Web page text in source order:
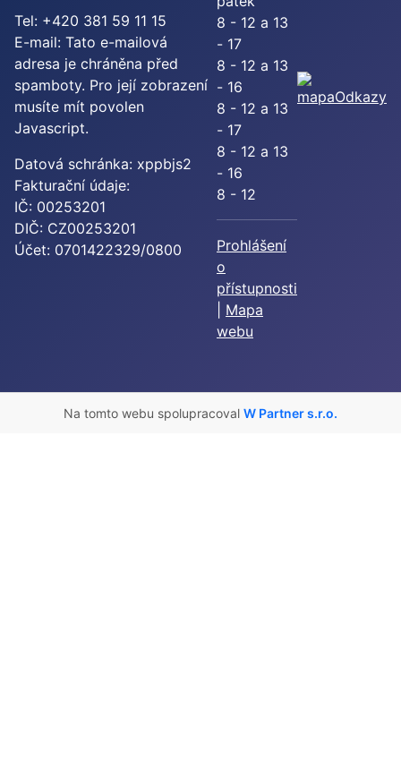
Tel: +420 381 59 11 15
E-mail: Tato e-mailová
adresa je chráněna před
spamboty. Pro její zobrazení
musíte mít povolen
Javascript.
Datová schránka: xppbjs2
Fakturační údaje:
IČ: 00253201
DIČ: CZ00253201
Účet: 0701422329/0800
8 - 12 a 13
- 17
8 - 12 a 13
- 16
8 - 12 a 13
- 17
8 - 12 a 13
- 16
8 - 12
Prohlášení
o
přístupnosti
Mapa
webu
Odkazy
Na tomto webu spolupracoval W Partner s.r.o.